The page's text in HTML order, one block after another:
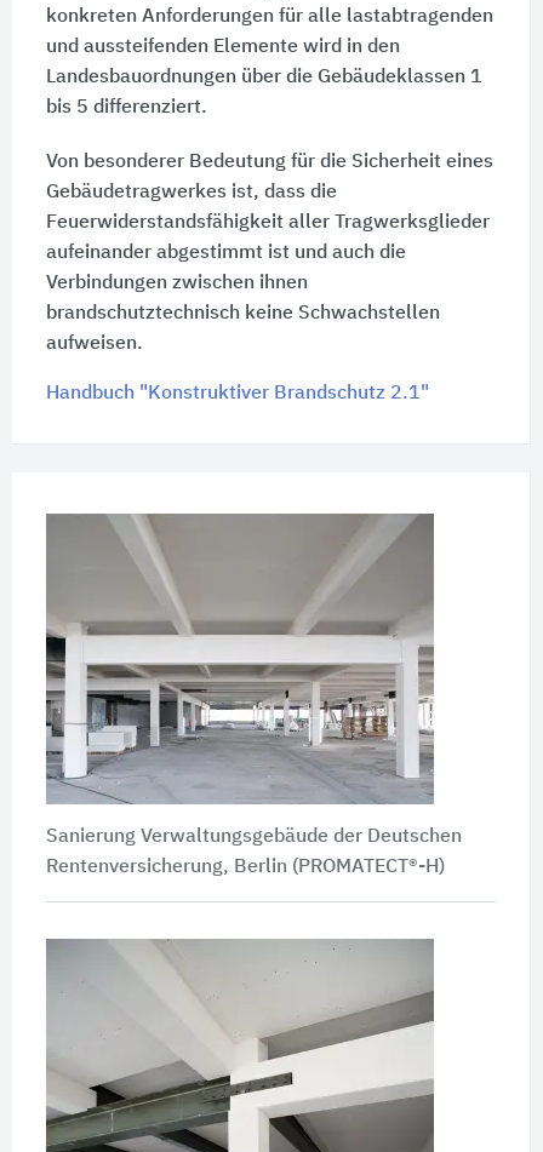
konkreten Anforderungen für alle lastabtragenden
und aussteifenden Elemente wird in den
Landesbauordnungen über die Gebäudeklassen 1
bis 5 differenziert.
Von besonderer Bedeutung für die Sicherheit eines
Gebäudetragwerkes ist, dass die
Feuerwiderstandsfähigkeit aller Tragwerksglieder
aufeinander abgestimmt ist und auch die
Verbindungen zwischen ihnen
brandschutztechnisch keine Schwachstellen
aufweisen.
Handbuch "Konstruktiver Brandschutz 2.1"
Sanierung Verwaltungsgebäude der Deutschen
Rentenversicherung, Berlin (PROMATECT®-H)